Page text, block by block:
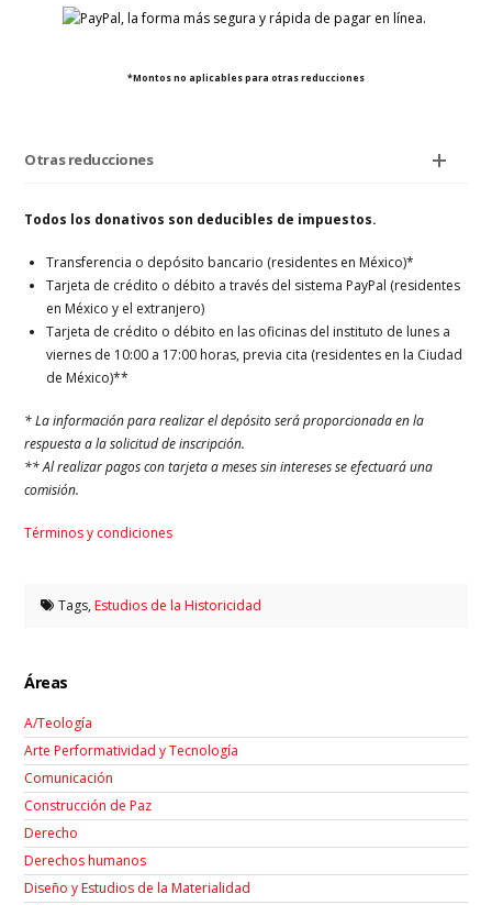
*Montos no aplicables para otras reducciones
Otras reducciones
Todos los donativos son deducibles de impuestos.
Transferencia o depósito bancario (residentes en México)*
Tarjeta de crédito o débito a través del sistema PayPal (residentes
en México y el extranjero)
Tarjeta de crédito o débito en las oficinas del instituto de lunes a
viernes de 10:00 a 17:00 horas, previa cita (residentes en la Ciudad
de México)**
* La información para realizar el depósito será proporcionada en la
respuesta a la solicitud de inscripción.
** Al realizar pagos con tarjeta a meses sin intereses se efectuará una
comisión.
Términos y condiciones
Tags,Estudios de la Historicidad
Áreas
A/Teología
Arte Performatividad y Tecnología
Comunicación
Construcción de Paz
Derecho
Derechos humanos
Diseño y Estudios de la Materialidad